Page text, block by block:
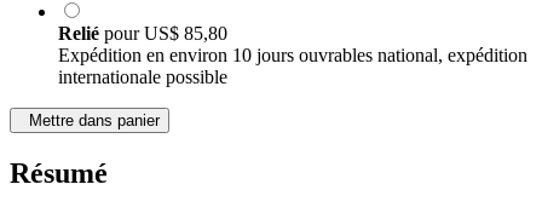
Relié pourUS$ 85,80
Expédition en environ 10 jours ouvrables national, expédition
internationale possible
Mettre dans panier
Résumé